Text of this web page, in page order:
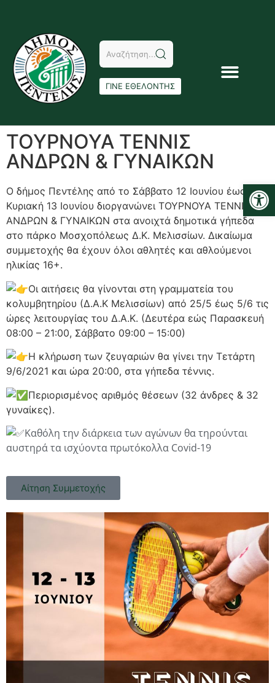
ΓΙΝΕ ΕΘΕΛΟΝΤΗΣ
ΤΟΥΡΝΟΥΑ ΤΕΝΝΙΣ
ΑΝΔΡΩΝ & ΓΥΝΑΙΚΩΝ
Ο δήμος Πεντέλης από το Σάββατο 12 Ιουνίου έως την
Κυριακή 13 Ιουνίου διοργανώνει ΤΟΥΡΝΟΥΑ ΤΕΝΝΙΣ
ΑΝΔΡΩΝ & ΓΥΝΑΙΚΩΝ στα ανοιχτά δημοτικά γήπεδα
στο πάρκο Μοσχοπόλεως Δ.Κ. Μελισσίων. Δικαίωμα
συμμετοχής θα έχουν όλοι αθλητές και αθλούμενοι
ηλικίας 16+.
Οι αιτήσεις θα γίνονται στη γραμματεία του
κολυμβητηρίου (Δ.Α.Κ Μελισσίων) από 25/5 έως 5/6 τις
ώρες λειτουργίας του Δ.Α.Κ. (Δευτέρα εώς Παρασκευή
08:00 – 21:00, Σάββατο 09:00 – 15:00)
Η κλήρωση των ζευγαριών θα γίνει την Τετάρτη
9/6/2021 και ώρα 20:00, στα γήπεδα τέννις.
Περιορισμένος αριθμός θέσεων (32 άνδρες & 32
γυναίκες).
Καθόλη την διάρκεια των αγώνων θα τηρούνται
αυστηρά τα ισχύοντα πρωτόκολλα Covid-19
Αίτηση Συμμετοχής